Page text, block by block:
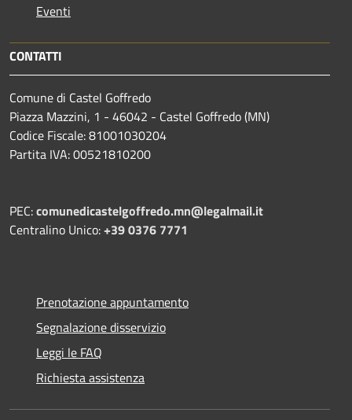
Eventi
CONTATTI
Comune di Castel Goffredo
Piazza Mazzini, 1 - 46042 - Castel Goffredo (MN)
Codice Fiscale: 81001030204
Partita IVA: 00521810200
PEC:comunedicastelgoffredo.mn@legalmail.it
Centralino Unico:+39 0376 7771
Prenotazione appuntamento
Segnalazione disservizio
Leggi le FAQ
Richiesta assistenza